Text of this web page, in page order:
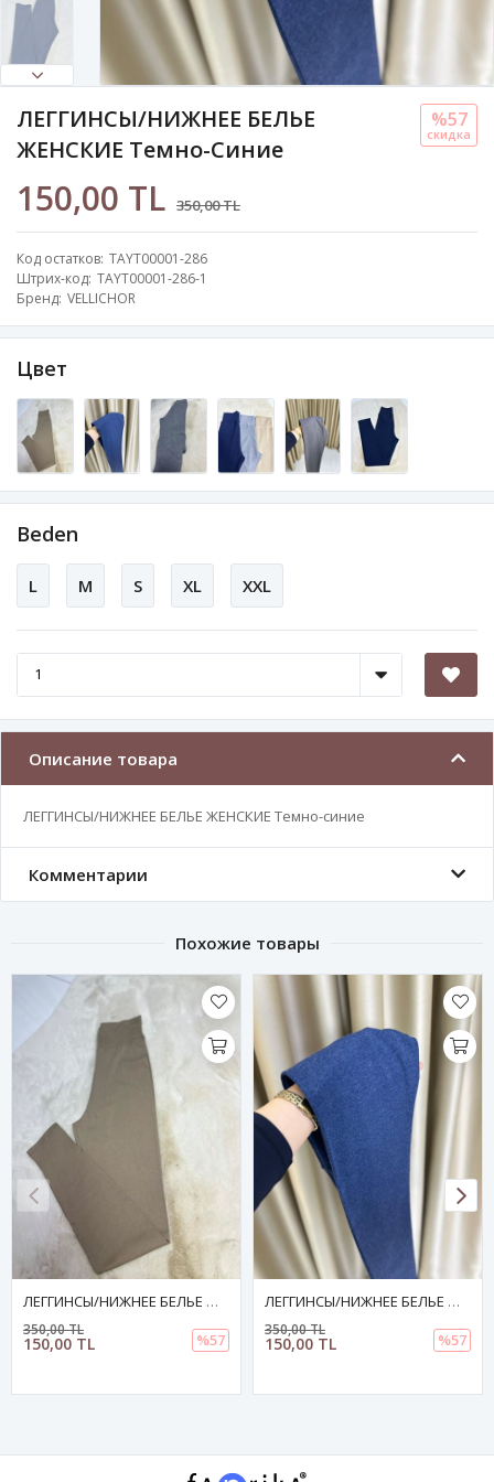
ЛЕГГИНСЫ/НИЖНЕЕ БЕЛЬЕ
ЖЕНСКИЕ Темно-Синие
150,00 TL 350,00 TL
%57
скидка
Код остатков TAYT00001-286
Штрих-код TAYT00001-286-1
Бренд VELLICHOR
Цвет
Beden
L M S XL XXL
Описание товара
ЛЕГГИНСЫ/НИЖНЕЕ БЕЛЬЕ ЖЕНСКИЕ Темно-синие
Комментарии
Похожие товары
ЛЕГГИНСЫ/НИЖНЕЕ БЕЛЬЕ ЖЕНСКИЕ Темно-Бежевые
150,00 TL
350,00 TL
%57
ЛЕГГИНСЫ/НИЖНЕЕ БЕЛЬЕ ЖЕНСКИЕ Темно-Синие
150,00 TL
350,00 TL
%57